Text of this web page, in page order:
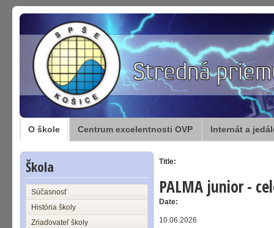
O škole Centrum excelentnosti OVP Internát a
Škola
Súčasnosť
História školy
Zriaďovateľ školy
Title:
PALMA junior -
Date:
10.06.2026